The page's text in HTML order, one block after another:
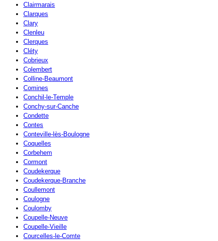
Clairmarais
Clarques
Clary
Clenleu
Clerques
Cléty
Cobrieux
Colembert
Colline-Beaumont
Comines
Conchil-le-Temple
Conchy-sur-Canche
Condette
Contes
Conteville-lès-Boulogne
Coquelles
Corbehem
Cormont
Coudekerque
Coudekerque-Branche
Coullemont
Coulogne
Coulomby
Coupelle-Neuve
Coupelle-Vieille
Courcelles-le-Comte